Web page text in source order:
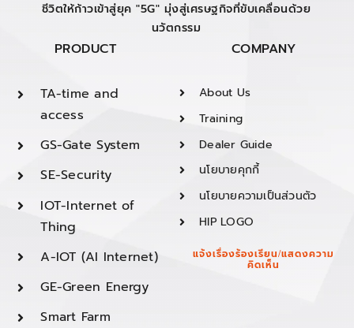
ชีวิตให้ก้าวเข้าสู่ยุค "5G" มุ่งสู่เศรษฐกิจที่ขับเคลื่อนด้วย
นวัตกรรม
PRODUCT
TA-time and
access
GS-Gate System
SE-Security
IOT-Internet of
Thing
A-IOT (AI Internet)
GE-Green Energy
Smart Farm
COMPANY
About Us
Training
Dealer Guide
นโยบายคุกกี้
นโยบายความเป็นส่วนตัว
HIP LOGO
แจ้งเรื่องร้องเรียน/แสดงความ
คิดเห็น